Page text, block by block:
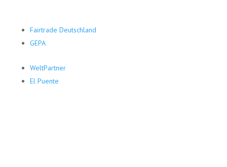
Fairtrade Deutschland
GEPA
WeltPartner
El Puente